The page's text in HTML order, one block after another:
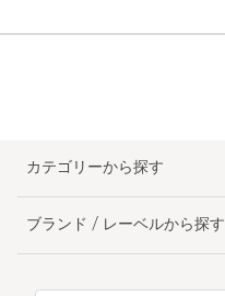
カテゴリーから探す
ブランド / レーベルから探す